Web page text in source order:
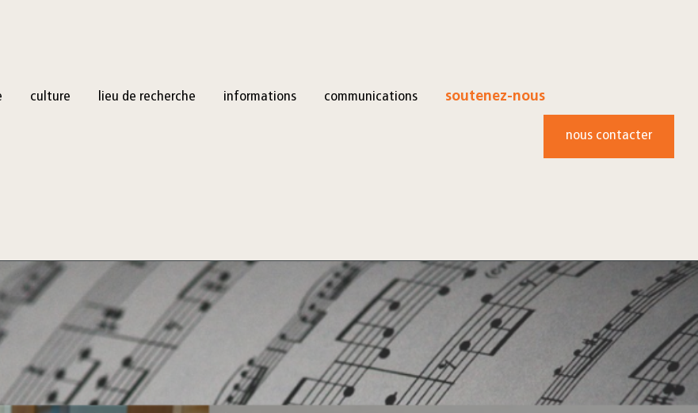
culture lieu de recherche informations communications soutenez-nous
nous contacter